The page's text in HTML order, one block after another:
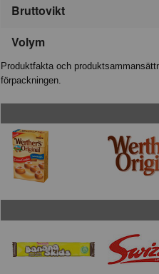
Bruttovikt
Volym
Produktfakta och
förpackningen.